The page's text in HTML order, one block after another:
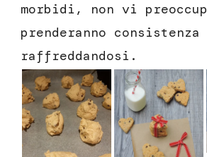
morbidi, non vi
prenderanno consistenza
raffreddandosi.